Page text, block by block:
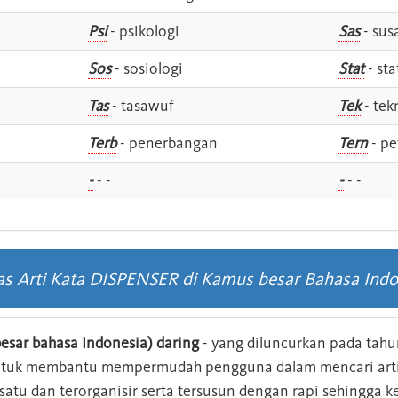
Psi- psikologi Sas-
Sos- sosiologi Stat-
Tas- tasawuf Tek-
Terb- penerbangan Tern-
-- - -- -
Arti Kata DISPENSER di Kamus besar Bahasa
bahasa Indonesia) daring- yang diluncurkan pada
membantu mempermudah pengguna dalam mencari
dan terorganisir serta tersusun dengan rapi sehingga